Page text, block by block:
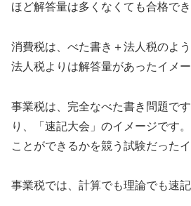
ほど解答量は多くなくても合格で
消費税は、べた書き＋法人税のよ
法人税よりは解答量があったイメー
事業税は、完全なべた書き問題で
り、「速記大会」のイメージです
ことができるかを競う試験だったイ
事業税では、計算でも理論でも速